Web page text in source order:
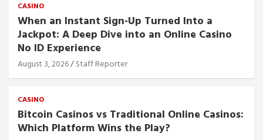
CASINO
When an Instant Sign‑Up Turned Into a
Jackpot: A Deep Dive into an Online Casino
No ID Experience
August 3, 2026 Staff Reporter
CASINO
Bitcoin Casinos vs Traditional Online Casinos:
Which Platform Wins the Play?